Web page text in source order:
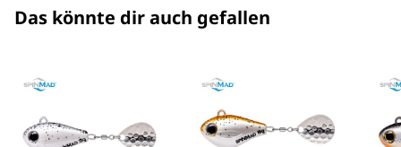
Das könnte dir auch gefallen